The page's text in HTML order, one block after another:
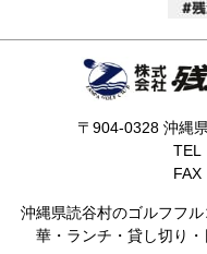
〒904-0328 沖縄
TEL
沖縄県読谷村のゴルフフ
華・ランチ・貸し切り・